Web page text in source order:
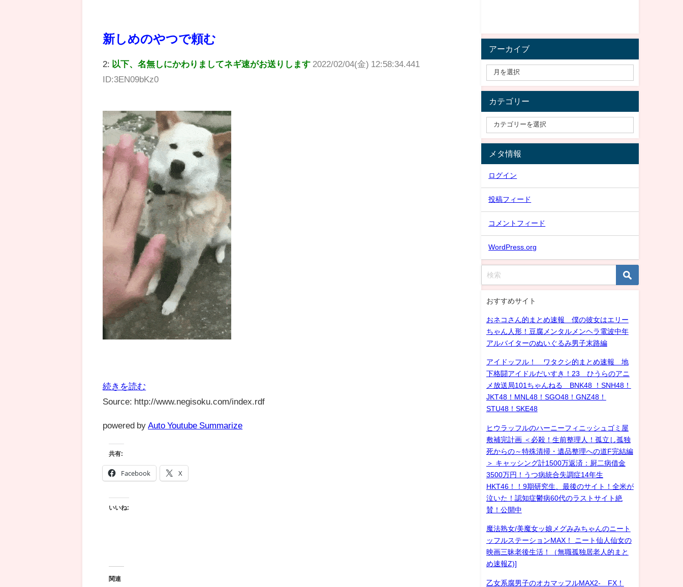
新しめのやつで頼む
2: 以下、名無しにかわりましてネギ速がお送りします 2022/02/04(金) 12:58:34.441
ID:3EN09bKz0
続きを読む
Source: http://www.negisoku.com/index.rdf
powered by Auto Youtube Summarize
共有:
Facebook X
いいね:
関連
アーカイブ
カテゴリー
メタ情報
ログイン
投稿フィード
コメントフィード
WordPress.org
おすすめサイト
おネコさん的まとめ速報 僕の彼女はエリー
ちゃん人形！豆腐メンタルメンヘラ電波中年
アルバイターのぬいぐるみ男子末路編
アイドッフル！ ワタクシ的まとめ速報 地
下格闘アイドルだいすき！23 ひうらのアニ
メ放送局101ちゃんねる BNK48 ！SNH48！
JKT48！MNL48！SGO48！GNZ48！
STU48！SKE48
ヒウラッフルのハーニーフィニッシュゴミ屋
敷補完計画 ＜必殺！生前整理人！孤立し孤独
死からの～特殊清掃・遺品整理への道F完結編
＞ キャッシング計1500万返済：厨二病借金
3500万円！うつ病統合失調症14年生
HKT46！！9期研究生、最後のサイト！全米が
泣いた！認知症鬱病60代のラストサイト絶
賛！公開中
魔法熟女/美魔女ッ娘メグみみちゃんのニート
ッフルステーションMAX！ ニート仙人仙女の
映画三昧老後生活！（無職孤独居老人的まと
め速報Z)]
乙女系腐男子のオカマッフルMAX2- FX！